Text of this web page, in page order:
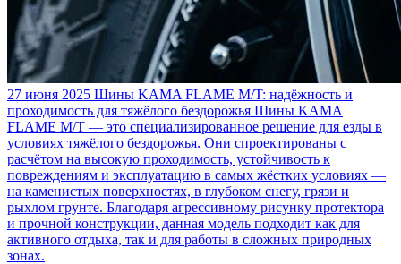
27 июня 2025 Шины KAMA FLAME M/T: надёжность и
проходимость для тяжёлого бездорожья Шины KAMA
FLAME M/T — это специализированное решение для езды в
условиях тяжёлого бездорожья. Они спроектированы с
расчётом на высокую проходимость, устойчивость к
повреждениям и эксплуатацию в самых жёстких условиях —
на каменистых поверхностях, в глубоком снегу, грязи и
рыхлом грунте. Благодаря агрессивному рисунку протектора
и прочной конструкции, данная модель подходит как для
активного отдыха, так и для работы в сложных природных
зонах.